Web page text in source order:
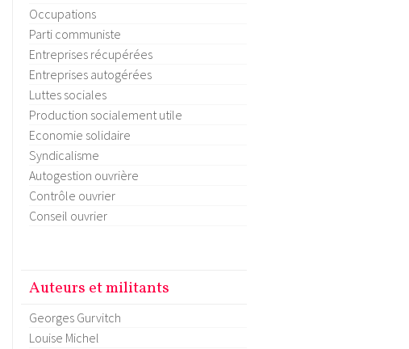
Occupations
Parti communiste
Entreprises récupérées
Entreprises autogérées
Luttes sociales
Production socialement utile
Economie solidaire
Syndicalisme
Autogestion ouvrière
Contrôle ouvrier
Conseil ouvrier
Auteurs et militants
Georges Gurvitch
Louise Michel